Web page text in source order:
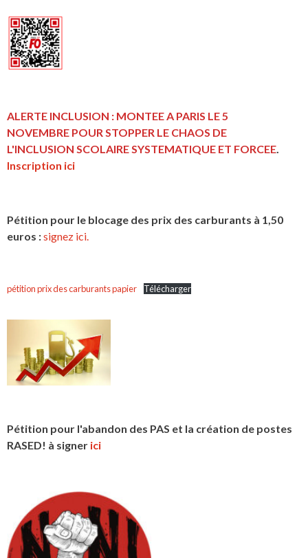
ALERTE INCLUSION : MONTEE A PARIS LE 5
NOVEMBRE POUR STOPPER LE CHAOS DE
L'INCLUSION SCOLAIRE SYSTEMATIQUE ET FORCEE
Inscription ici
Pétition pour le blocage des prix des carburants à 1,50
euros :signez ici.
pétition prix des carburants papier Télécharger
Pétition pour l'abandon des PAS et la création de postes
RASED! à signer ici